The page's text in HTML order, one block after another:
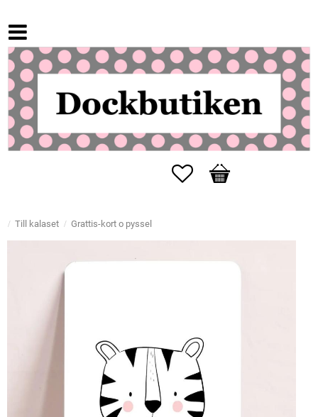
Favoriter
Kundvagn
Till kalaset Grattis-kort o pyssel